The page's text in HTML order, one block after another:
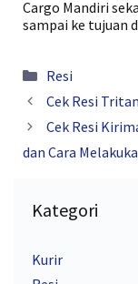
Cargo Mandiri
sampai ke tujuan
Kategori
Resi
Cek Resi
Cek Resi
dan Cara
Kategori
Kurir